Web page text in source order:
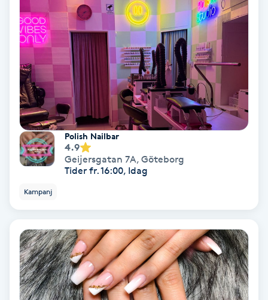
Power Yoga
PRP (Platelet Rich Plasma)
PRX-T33
Psoriasis
Rakning
Reflexologi
Polish Nailbar
4.9
Geijersgatan 7A, Göteborg
Tider fr. 16:00, Idag
Kampanj